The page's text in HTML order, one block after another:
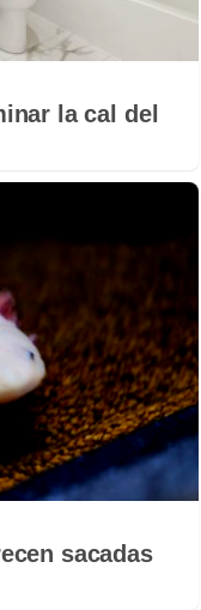
la cal del
sacadas